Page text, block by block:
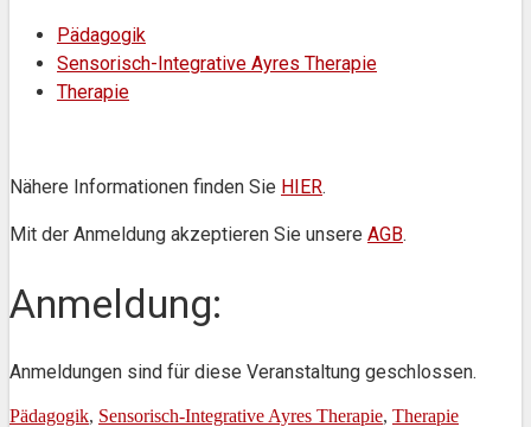
Pädagogik
Sensorisch-Integrative Ayres Therapie
Therapie
Nähere Informationen finden Sie HIER.
Mit der Anmeldung akzeptieren Sie unsere AGB.
Anmeldung:
Anmeldungen sind für diese Veranstaltung geschlossen.
Pädagogik, Sensorisch-Integrative Ayres Therapie, Therapie